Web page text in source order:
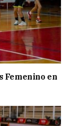
Femenino en